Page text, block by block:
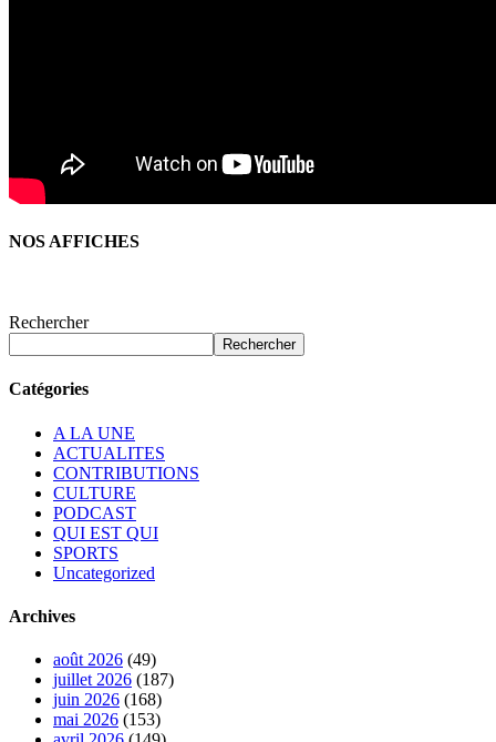
NOS AFFICHES
Rechercher
Rechercher
Catégories
A LA UNE
ACTUALITES
CONTRIBUTIONS
CULTURE
PODCAST
QUI EST QUI
SPORTS
Uncategorized
Archives
août 2026 (49)
juillet 2026 (187)
juin 2026 (168)
mai 2026 (153)